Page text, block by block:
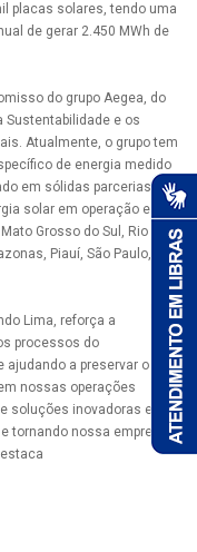
placas solares, tendo uma
de gerar 2.450 MWh de
do grupo Aegea, do
Sustentabilidade e os
Atualmente, o grupo tem
de energia medido
em sólidas parcerias e já
solar em operação e
Grosso do Sul, Rio de
Piauí, São Paulo,
Lima, reforça a
processos do
a preservar o
nossas operações
soluções inovadoras e
tornando nossa empresa